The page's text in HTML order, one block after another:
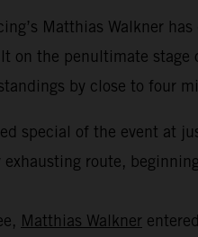
Matthias Walkner
on the penultimate
by close to four
special of the event at
route,
Matthias Walkner